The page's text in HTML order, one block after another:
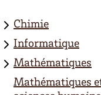
Chimie
Informatique
Mathématiques
Mathématiques